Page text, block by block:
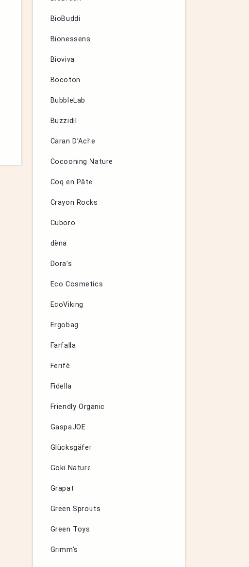
BioBuddi
Bionessens
Bioviva
Bocoton
BubbleLab
Buzzidil
Caran D’Ache
Cocooning Nature
Coq en Pâte
Crayon Rocks
Cuboro
dëna
Dora’s
Eco Cosmetics
EcoViking
Ergobag
Farfalla
Ferifè
Fidella
Friendly Organic
GaspaJOE
Glücksgäfer
Goki Nature
Grapat
Green Sprouts
Green Toys
Grimm’s